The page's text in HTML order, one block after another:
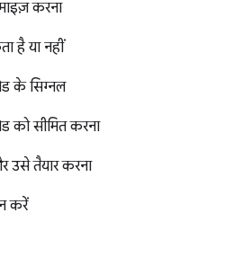
करना
है या नहीं
के सिग्नल
को सीमित करना
उसे तैयार करना
करें